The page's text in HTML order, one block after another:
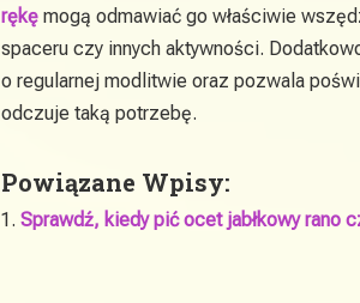
rękę mogą odmawiać go właściwie
spaceru czy innych aktywności.
o regularnej modlitwie oraz pozwala
odczuje taką potrzebę.
Powiązane Wpisy:
Sprawdź, kiedy pić ocet jabłkowy rano